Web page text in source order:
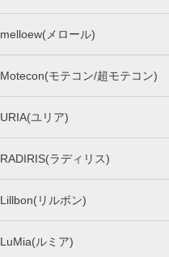
melloew(メロール)
Motecon(モテコン/超モテコン)
URIA(ユリア)
RADIRIS(ラディリス)
Lillbon(リルボン)
LuMia(ルミア)